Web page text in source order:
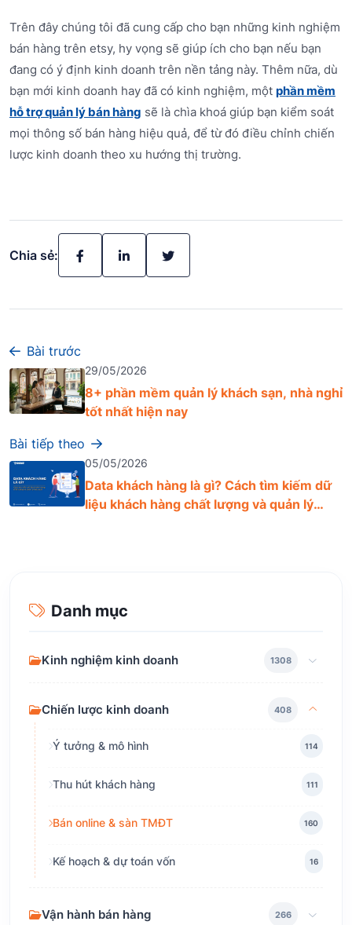
Trên đây chúng tôi đã cung cấp cho bạn những kinh nghiệm
bán hàng trên etsy, hy vọng sẽ giúp ích cho bạn nếu bạn
đang có ý định kinh doanh trên nền tảng này. Thêm nữa, dù
bạn mới kinh doanh hay đã có kinh nghiệm, một phần mềm
hỗ trợ quản lý bán hàng sẽ là chìa khoá giúp bạn kiểm soát
mọi thông số bán hàng hiệu quả, để từ đó điều chỉnh chiến
lược kinh doanh theo xu hướng thị trường.
Chia sẻ:
Bài trước
29/05/2026
8+ phần mềm quản lý khách sạn, nhà nghỉ
tốt nhất hiện nay
Bài tiếp theo
05/05/2026
Data khách hàng là gì? Cách tìm kiếm dữ
liệu khách hàng chất lượng và quản lý
Danh mục
Kinh nghiệm kinh doanh 1308
Chiến lược kinh doanh 408
Ý tưởng & mô hình 114
Thu hút khách hàng 111
Bán online & sàn TMĐT 160
Kế hoạch & dự toán vốn 16
Vận hành bán hàng 266